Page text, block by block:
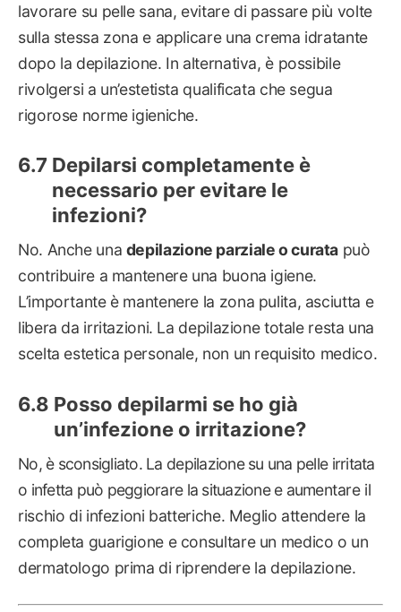
lavorare su pelle sana, evitare di passare più volte
sulla stessa zona e applicare una crema idratante
dopo la depilazione. In alternativa, è possibile
rivolgersi a un’estetista qualificata che segua
rigorose norme igieniche.
Depilarsi completamente è
necessario per evitare le
infezioni?
No. Anche una depilazione parziale o curata può
contribuire a mantenere una buona igiene.
L’importante è mantenere la zona pulita, asciutta e
libera da irritazioni. La depilazione totale resta una
scelta estetica personale, non un requisito medico.
Posso depilarmi se ho già
un’infezione o irritazione?
No, è sconsigliato. La depilazione su una pelle irritata
o infetta può peggiorare la situazione e aumentare il
rischio di infezioni batteriche. Meglio attendere la
completa guarigione e consultare un medico o un
dermatologo prima di riprendere la depilazione.